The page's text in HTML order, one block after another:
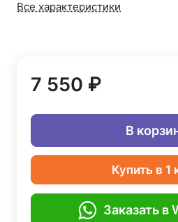
Все характеристики
7 550 ₽
В
Купить в 1
Заказать в